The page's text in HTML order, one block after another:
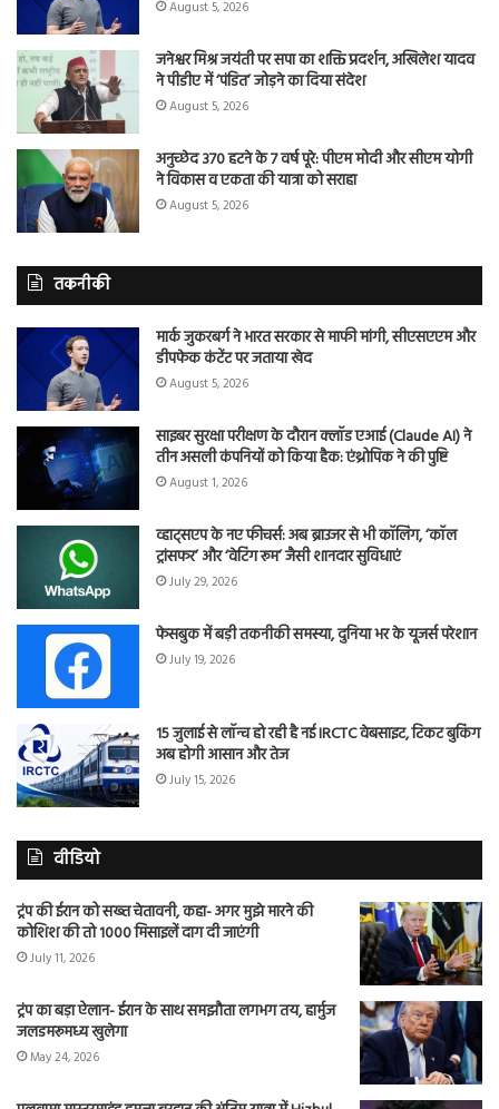
August 5, 2026
जनेश्वर मिश्र जयंती पर सपा का शक्ति प्रदर्शन, अखिलेश यादव
ने पीडीए में ‘पंडित’ जोड़ने का दिया संदेश
August 5, 2026
अनुच्छेद 370 हटने के 7 वर्ष पूरे: पीएम मोदी और सीएम योगी
ने विकास व एकता की यात्रा को सराहा
August 5, 2026
तकनीकी
मार्क जुकरबर्ग ने भारत सरकार से माफी मांगी, सीएसएएम और
डीपफेक कंटेंट पर जताया खेद
August 5, 2026
साइबर सुरक्षा परीक्षण के दौरान क्लॉड एआई (Claude AI) ने
तीन असली कंपनियों को किया हैक: एंथ्रोपिक ने की पुष्टि
August 1, 2026
व्हाट्सएप के नए फीचर्स: अब ब्राउजर से भी कॉलिंग, ‘कॉल
ट्रांसफर’ और ‘वेटिंग रूम’ जैसी शानदार सुविधाएं
July 29, 2026
फेसबुक में बड़ी तकनीकी समस्या, दुनिया भर के यूजर्स परेशान
July 19, 2026
15 जुलाई से लॉन्च हो रही है नई IRCTC वेबसाइट, टिकट बुकिंग
अब होगी आसान और तेज
July 15, 2026
वीडियो
ट्रंप की ईरान को सख्त चेतावनी, कहा- अगर मुझे मारने की
कोशिश की तो 1000 मिसाइलें दाग दी जाएंगी
July 11, 2026
ट्रंप का बड़ा ऐलान- ईरान के साथ समझौता लगभग तय, हार्मुज
जलडमरूमध्य खुलेगा
May 24, 2026